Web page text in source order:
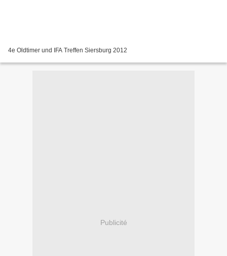
4e Oldtimer und IFA Treffen Siersburg 2012
Publicité